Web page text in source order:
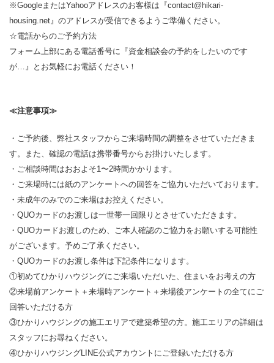
※GoogleまたはYahooアドレスのお客様は『contact@hikari-
housing.net』のアドレスが受信できるようご準備ください。
☆電話からのご予約方法
フォーム上部にある電話番号に『資金相談会の予約をしたいのです
が…』とお気軽にお電話ください！
≪注意事項≫
・ご予約後、弊社スタッフからご来場時間の調整をさせていただきま
す。また、確認の電話は携帯番号からお掛けいたします。
・ご相談時間はおおよそ1〜2時間かかります。
・ご来場時には紙のアンケートへの回答をご協力いただいております。
・未成年のみでのご来場はお控えください。
・QUOカードのお渡しは一世帯一回限りとさせていただきます。
・QUOカードお渡しのため、ご本人確認のご協力をお願いする可能性
がございます。予めご了承ください。
・QUOカードのお渡し条件は下記条件になります。
①初めてひかりハウジングにご来場いただいた、住まいをお考えの方
②来場前アンケート＋来場時アンケート＋来場後アンケートの全てにご
回答いただける方
③ひかりハウジングの施工エリアで建築希望の方。施工エリアの詳細は
スタッフにお尋ねください。
④ひかりハウジングLINE公式アカウントにご登録いただける方